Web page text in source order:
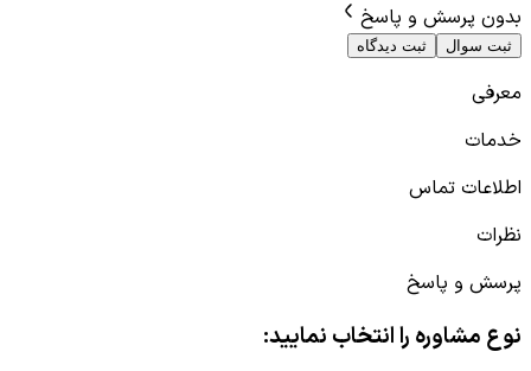
بدون پرسش و پاسخ
ثبت سوال ثبت دیدگاه
معرفی
خدمات
اطلاعات تماس
نظرات
پرسش و پاسخ
نوع مشاوره را انتخاب نمایید: